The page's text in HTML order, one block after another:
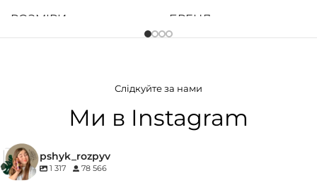
РОЗМІРИ
ГРУПА АРОМАТУ
Деревинні
БРЕНД
Слідкуйте за нами
Ми в Instagram
pshyk_rozpyv
1 317 78 566